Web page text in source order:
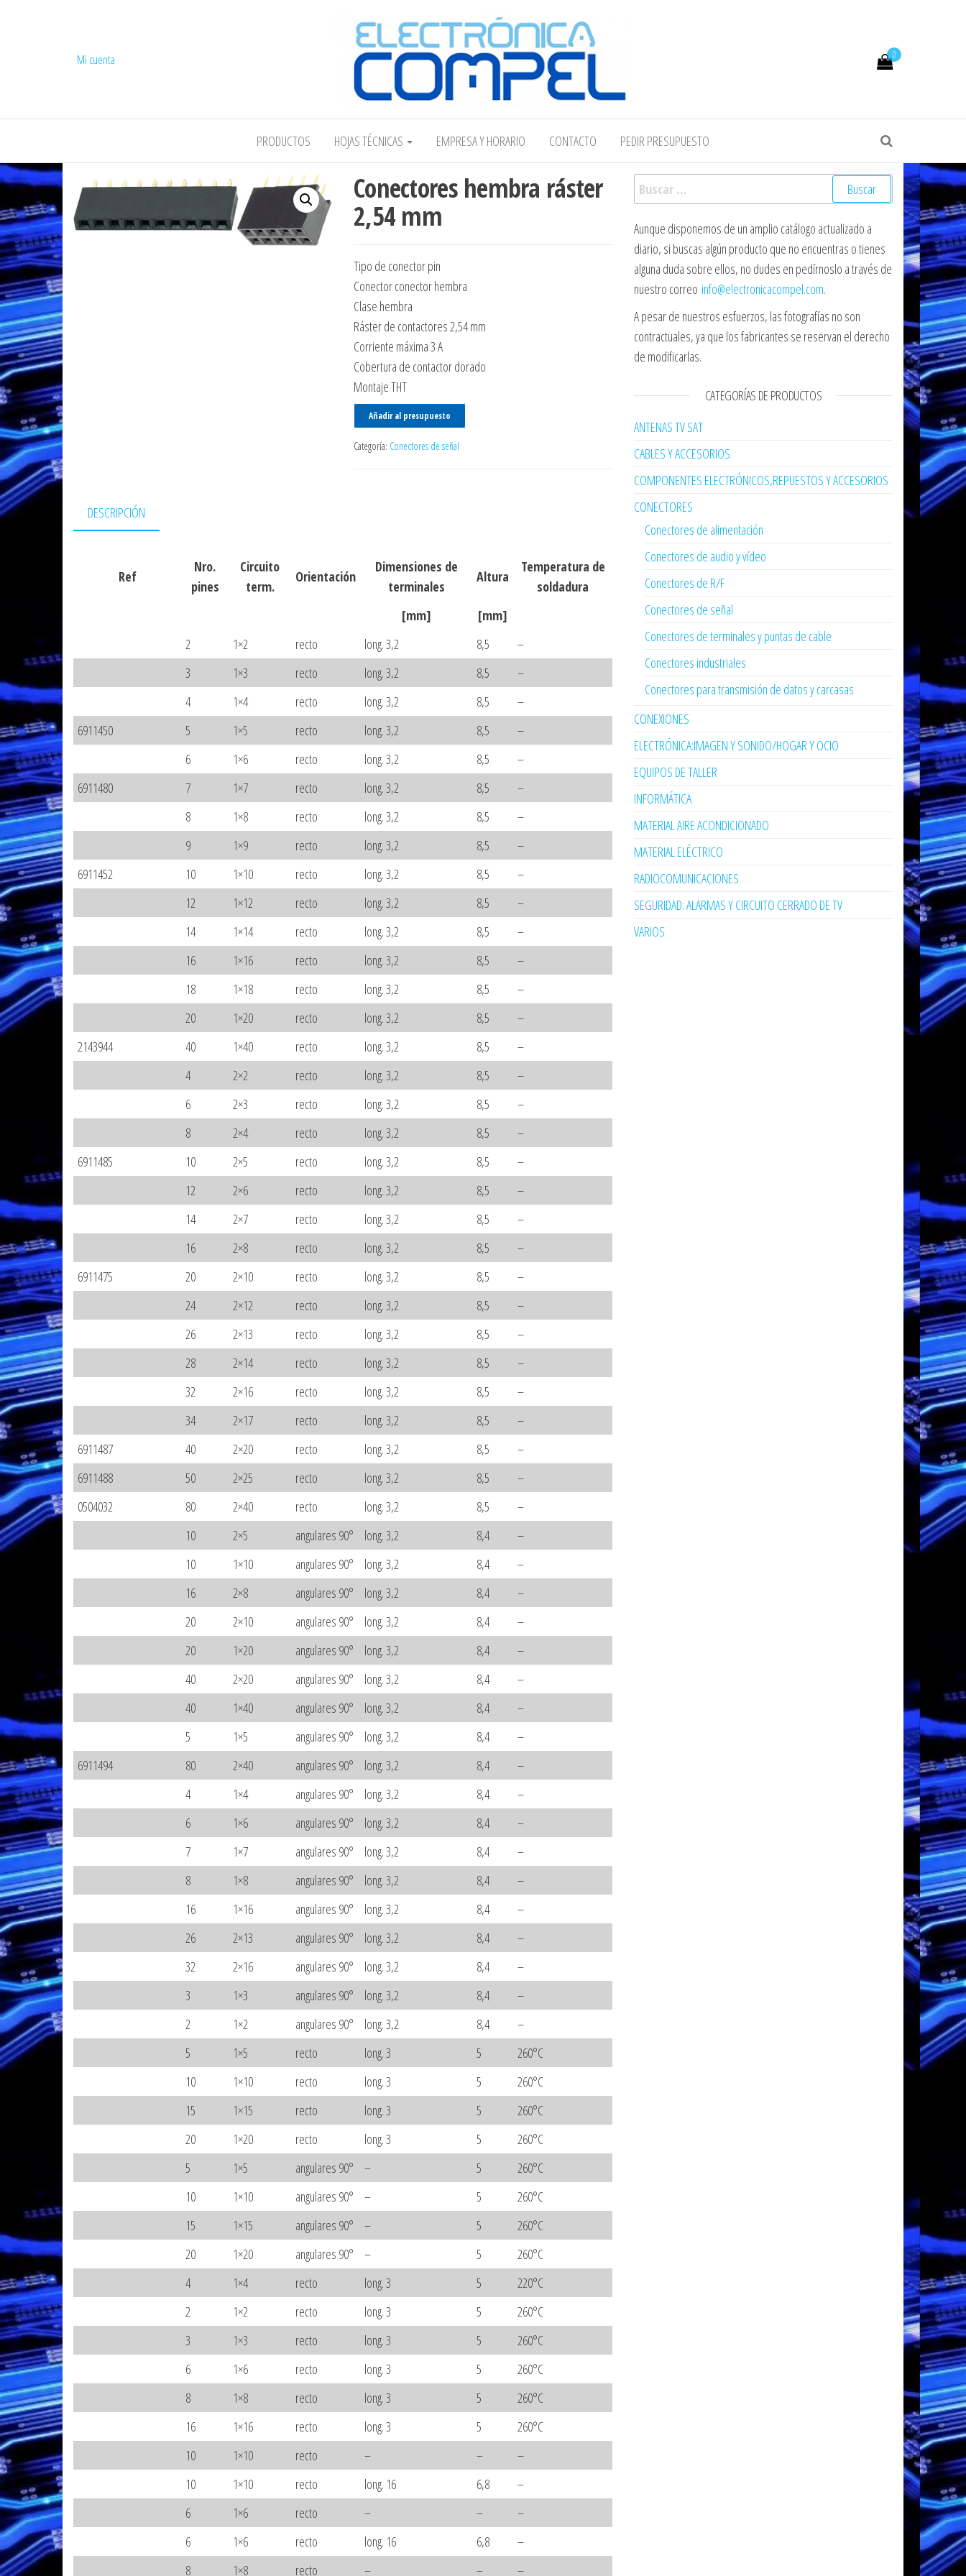
COMPEL Electrónica COMPEL
0
Mi cuenta
PRODUCTOS HOJAS TÉCNICAS EMPRESA Y HORARIO CONTACTO PEDIR PRESUPUESTO
Conectores hembra ráster
2,54 mm
Tipo de conector pin
Conector conector hembra
Clase hembra
Ráster de contactores 2,54 mm
Corriente máxima 3 A
Cobertura de contactor dorado
Montaje THT
Añadir al presupuesto
Categoría: Conectores de señal
DESCRIPCIÓN
Ref
Nro.
pines
Circuito
term.
Orientación
Dimensiones de
terminales
Altura
Temperatura de
soldadura
[mm]
[mm]
2
1×2 recto long. 3,2 8,5
–
3
1×3 recto long. 3,2 8,5
–
4
1×4 recto long. 3,2 8,5
–
6911450
5 1×5 recto long. 3,2 8,5
–
6
1×6 recto long. 3,2 8,5
–
6911480
7 1×7 recto long. 3,2 8,5
–
8
1×8 recto long. 3,2 8,5
–
9
1×9 recto long. 3,2 8,5
–
6911452
10 1×10 recto long. 3,2 8,5
–
12
1×12 recto long. 3,2 8,5
–
14
1×14 recto long. 3,2 8,5
–
16
1×16 recto long. 3,2 8,5
–
18
1×18 recto long. 3,2 8,5
–
20
1×20 recto long. 3,2 8,5
–
2143944
40 1×40 recto long. 3,2 8,5
–
4
2×2 recto long. 3,2 8,5
–
6
2×3 recto long. 3,2 8,5
–
8
2×4 recto long. 3,2 8,5
–
6911485
10 2×5 recto long. 3,2 8,5
–
12
2×6 recto long. 3,2 8,5
–
14
2×7 recto long. 3,2 8,5
–
16
2×8 recto long. 3,2 8,5
–
6911475
20 2×10 recto long. 3,2 8,5
–
24
2×12 recto long. 3,2 8,5
–
26
2×13 recto long. 3,2 8,5
–
28
2×14 recto long. 3,2 8,5
–
32
2×16 recto long. 3,2 8,5
–
34
2×17 recto long. 3,2 8,5
–
6911487
40 2×20 recto long. 3,2 8,5
–
6911488
50 2×25 recto long. 3,2 8,5
–
0504032
80 2×40 recto long. 3,2 8,5
–
10
2×5 angulares 90° long. 3,2 8,4
–
10
1×10 angulares 90° long. 3,2 8,4
–
16
2×8 angulares 90° long. 3,2 8,4
–
20
2×10 angulares 90° long. 3,2 8,4
–
20
1×20 angulares 90° long. 3,2 8,4
–
40
2×20 angulares 90° long. 3,2 8,4
–
40
1×40 angulares 90° long. 3,2 8,4
–
5
1×5 angulares 90° long. 3,2 8,4
–
6911494
80 2×40 angulares 90° long. 3,2 8,4
–
4
1×4 angulares 90° long. 3,2 8,4
–
6
1×6 angulares 90° long. 3,2 8,4
–
7
1×7 angulares 90° long. 3,2 8,4
–
8
1×8 angulares 90° long. 3,2 8,4
–
16
1×16 angulares 90° long. 3,2 8,4
–
26
2×13 angulares 90° long. 3,2 8,4
–
32
2×16 angulares 90° long. 3,2 8,4
–
3
1×3 angulares 90° long. 3,2 8,4
–
2
1×2 angulares 90° long. 3,2 8,4
–
5
1×5 recto long. 3 5
260°C
10
1×10 recto long. 3 5
260°C
15
1×15 recto long. 3 5
260°C
20
1×20 recto long. 3 5
260°C
5
1×5 angulares 90° – 5
260°C
10
1×10 angulares 90° – 5
260°C
15
1×15 angulares 90° – 5
260°C
20
1×20 angulares 90° – 5
260°C
4
1×4 recto long. 3 5
220°C
2
1×2 recto long. 3 5
260°C
3
1×3 recto long. 3 5
260°C
6
1×6 recto long. 3 5
260°C
8
1×8 recto long. 3 5
260°C
16
1×16 recto long. 3 5
260°C
10
1×10 recto – –
–
10
1×10 recto long. 16 6,8
–
6
1×6 recto – –
–
6
1×6 recto long. 16 6,8
–
8
1×8 recto – – –
Buscar:
Aunque disponemos de un amplio catálogo actualizado a
diario, si buscas algún producto que no encuentras o tienes
alguna duda sobre ellos, no dudes en pedírnoslo a través de
nuestro correo info@electronicacompel.com.
A pesar de nuestros esfuerzos, las fotografías no son
contractuales, ya que los fabricantes se reservan el derecho
de modificarlas.
CATEGORÍAS DE PRODUCTOS
ANTENAS TV SAT
CABLES Y ACCESORIOS
COMPONENTES ELECTRÓNICOS,REPUESTOS Y ACCESORIOS
CONECTORES
Conectores de alimentación
Conectores de audio y vídeo
Conectores de R/F
Conectores de señal
Conectores de terminales y puntas de cable
Conectores industriales
Conectores para transmisión de datos y carcasas
CONEXIONES
ELECTRÓNICA:IMAGEN Y SONIDO/HOGAR Y OCIO
EQUIPOS DE TALLER
INFORMÁTICA
MATERIAL AIRE ACONDICIONADO
MATERIAL ELÉCTRICO
RADIOCOMUNICACIONES
SEGURIDAD: ALARMAS Y CIRCUITO CERRADO DE TV
VARIOS